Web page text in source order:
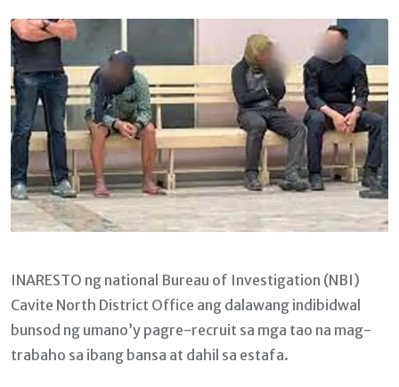
Email
INARESTO ng national Bureau of Investigation (NBI)
Cavite North District Office ang dalawang indibidwal
bunsod ng umano’y pagre-recruit sa mga tao na mag-
trabaho sa ibang bansa at dahil sa estafa.